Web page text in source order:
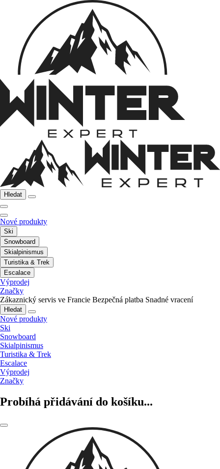
Hledat
Nové produkty
Ski
Snowboard
Skialpinismus
Turistika & Trek
Escalace
Výprodej
Značky
Zákaznický servis ve Francie Bezpečná platba Snadné vracení
Hledat
Nové produkty
Ski
Snowboard
Skialpinismus
Turistika & Trek
Escalace
Výprodej
Značky
Probíhá přidávání do košíku...